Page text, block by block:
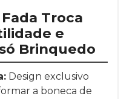
Troca
e
Brinquedo
Design exclusivo
a boneca de